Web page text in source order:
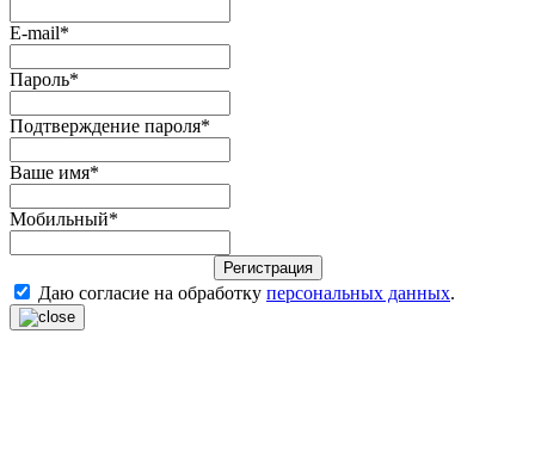
E-mail*
Пароль*
Подтверждение пароля*
Ваше имя*
Мобильный*
Регистрация
Даю согласие на обработку персональных данных.